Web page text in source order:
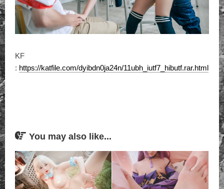
KF
: https://katfile.com/dyibdn0ja24n/11ubh_iutf7_hibutf.rar.html
You may also like...